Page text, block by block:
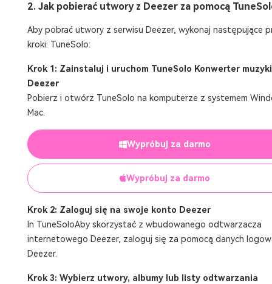
2. Jak pobierać utwory z Deezer za pomocą
Aby pobrać utwory z serwisu Deezer, wykonaj następujące
kroki: TuneSolo:
Krok 1: Zainstaluj i uruchom TuneSolo Konwerter muzyki
Deezer
Pobierz i otwórz TuneSolo na komputerze z systemem
Mac.
Wypróbuj za darmo
Wypróbuj za darmo
Krok 2: Zaloguj się na swoje konto Deezer
In TuneSoloAby skorzystać z wbudowanego odtwarzacza
internetowego Deezer, zaloguj się za pomocą danych
Deezer.
Krok 3: Wybierz utwory, albumy lub listy odtwarzania